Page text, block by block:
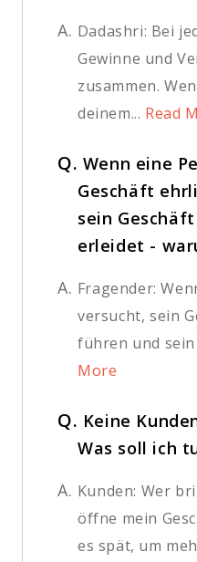
A. Dadashri: Bei
Gewinne und
zusammen.
deinem... Read
Q. Wenn eine
Geschäft
sein
erleidet -
A. Fragender:
versucht, sein
führen und sein
More
Q. Keine
Was soll ich
A. Kunden: Wer
öffne mein
es spät, um